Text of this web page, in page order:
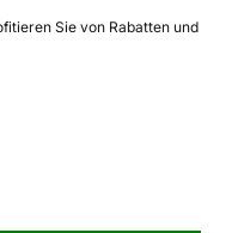
Sie von Rabatten und